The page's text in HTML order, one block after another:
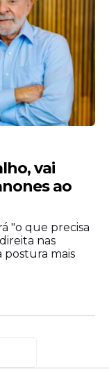
vai
ao
"o que precisa
nas
mais